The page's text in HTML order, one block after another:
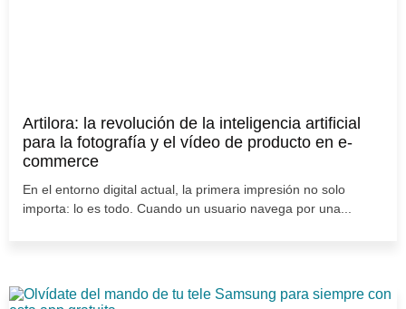
Artilora: la revolución de la inteligencia artificial
para la fotografía y el vídeo de producto en e-
commerce
En el entorno digital actual, la primera impresión no solo
importa: lo es todo. Cuando un usuario navega por una...